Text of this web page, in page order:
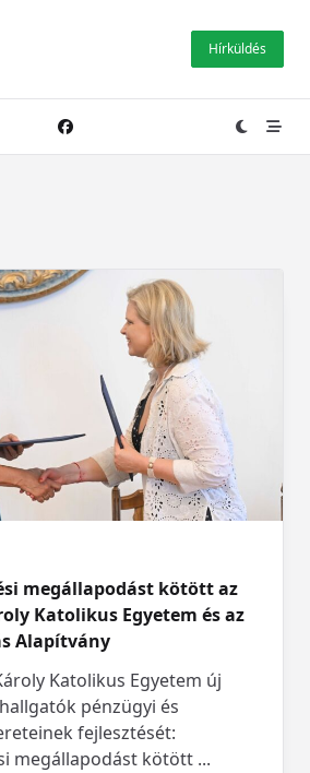
Hírküldés
megállapodást kötött az
Katolikus Egyetem és az
Alapítvány
Katolikus Egyetem új
pénzügyi és
fejlesztését:
megállapodást kötött ...